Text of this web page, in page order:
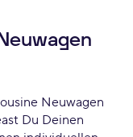
Neuwagen
Du Deinen